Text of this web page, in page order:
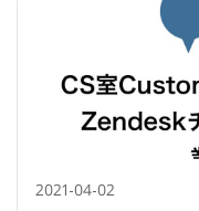
2021-04-02